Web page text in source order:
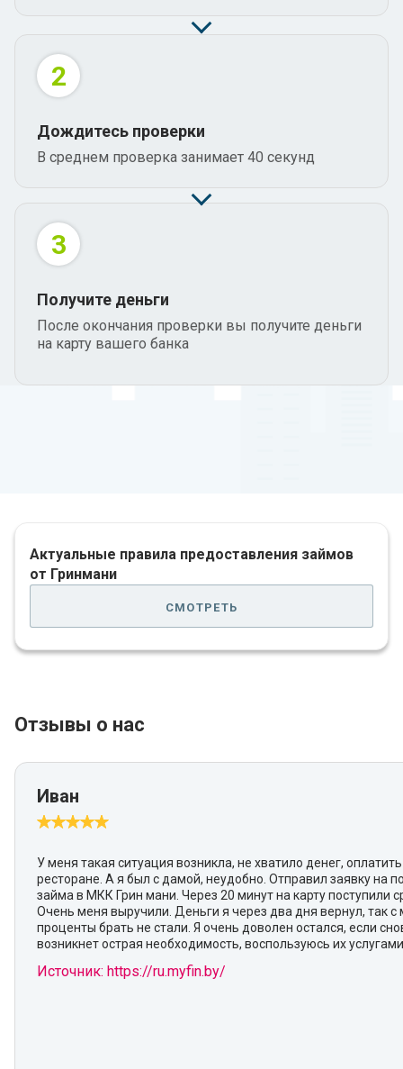
2
Дождитесь проверки
В среднем проверка занимает 40 секунд
3
Получите деньги
После окончания проверки вы получите деньги
на карту вашего банка
Актуальные правила предоставления займов
от Гринмани
смотреть
Отзывы о нас
Иван
У меня такая ситуация возникла, не хватило денег,
ресторане. А я был с дамой, неудобно. Отправил заявку на
займа в МКК Грин мани. Через 20 минут на карту поступили
Очень меня выручили. Деньги я через два дня вернул, так с
проценты брать не стали. Я очень доволен остался, если
возникнет острая необходимость, воспользуюсь их
Источник: https://ru.myfin.by/